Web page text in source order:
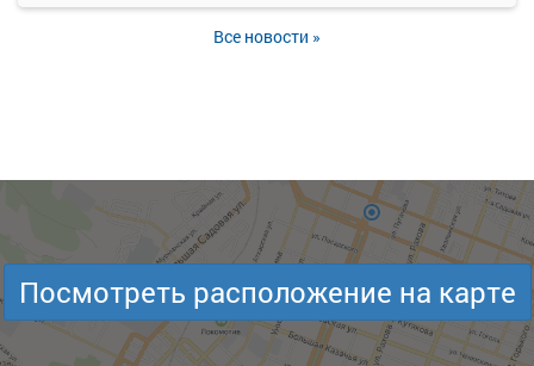
Все новости »
Посмотреть расположение на карте